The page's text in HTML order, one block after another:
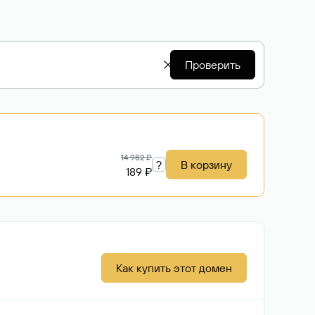
Проверить
14 982 ₽
189 ₽ ? В корзину
Как купить этот домен